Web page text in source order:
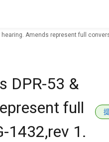
Amends represent full
DPR-53 &
full
1432,rev 1.